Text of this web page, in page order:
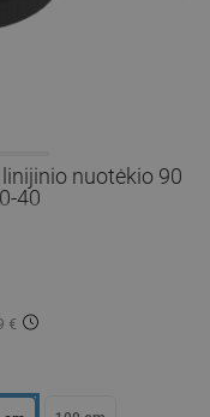
nuotėkio 90
40
€